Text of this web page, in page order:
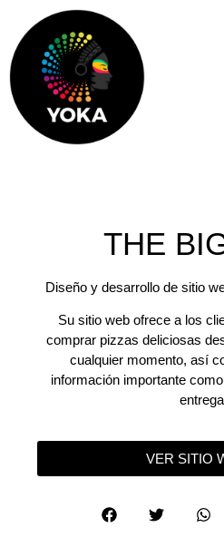
THE
Diseño y desarrollo de sitio
Su sitio web ofrece a los
comprar pizzas deliciosas
cualquier momento, así
información importante
VER SITIO